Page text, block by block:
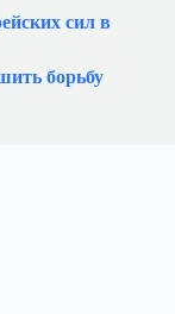
сил в
борьбу